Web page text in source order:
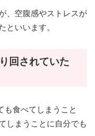
、空腹感やストレスが
といいます。
回されていた
も食べてしまうこと
しまうことに自分でも